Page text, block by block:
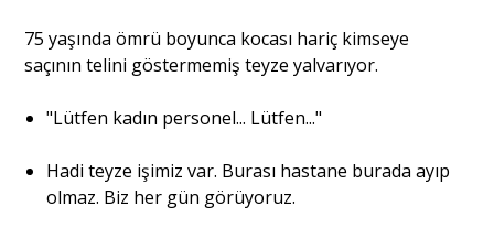
Eğitim
Dosya Haber
Ankara Analiz
Sağlık
75 yaşında ömrü boyunca kocası hariç kimseye
saçının telini göstermemiş teyze yalvarıyor.
"Lütfen kadın personel... Lütfen..."
Hadi teyze işimiz var. Burası hastane burada ayıp
olmaz. Biz her gün görüyoruz.